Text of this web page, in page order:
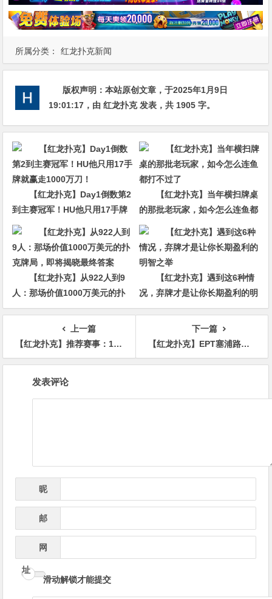
所属分类： 红龙扑克新闻
版权声明：本站原创文章，于2025年1月9日
19:01:17 ，由红龙扑克发表，共 1905 字。
【红龙扑克】Day1倒数第2
到主赛冠军！HU他只用17手牌
就赢走1000万刀！
【红龙扑克】当年横扫牌桌
的那批老玩家，如今怎么连鱼都
打不过了
【红龙扑克】从922人到9
人：那场价值1000万美元的扑
克牌局，即将揭晓最终答案
【红龙扑克】遇到这6种情
况，弃牌才是让你长期盈利的明
智之举
上一篇
【红龙扑克】推荐赛事：10/20-10/28最顶级的豪客系列赛遇上全球最高殿堂赛事
下一篇
【红龙扑克】EPT塞浦路斯：国人Zhendong Li获超豪客热身赛第8名 魏国梁深码晋级Eureka主赛事Day2
发表评论
昵
邮
网
址
滑动解锁才能提交